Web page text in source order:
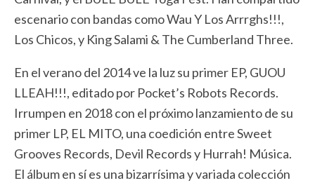
escenario con bandas como Wau Y Los Arrrghs!!!,
Los Chicos, y King Salami & The Cumberland Three.
En el verano del 2014 ve la luz su primer EP, GUOU
LLEAH!!!, editado por Pocket’s Robots Records.
Irrumpen en 2018 con el próximo lanzamiento de su
primer LP, EL MITO, una coedición entre Sweet
Grooves Records, Devil Records y Hurrah! Música.
El álbum en sí es una bizarrísima y variada colección